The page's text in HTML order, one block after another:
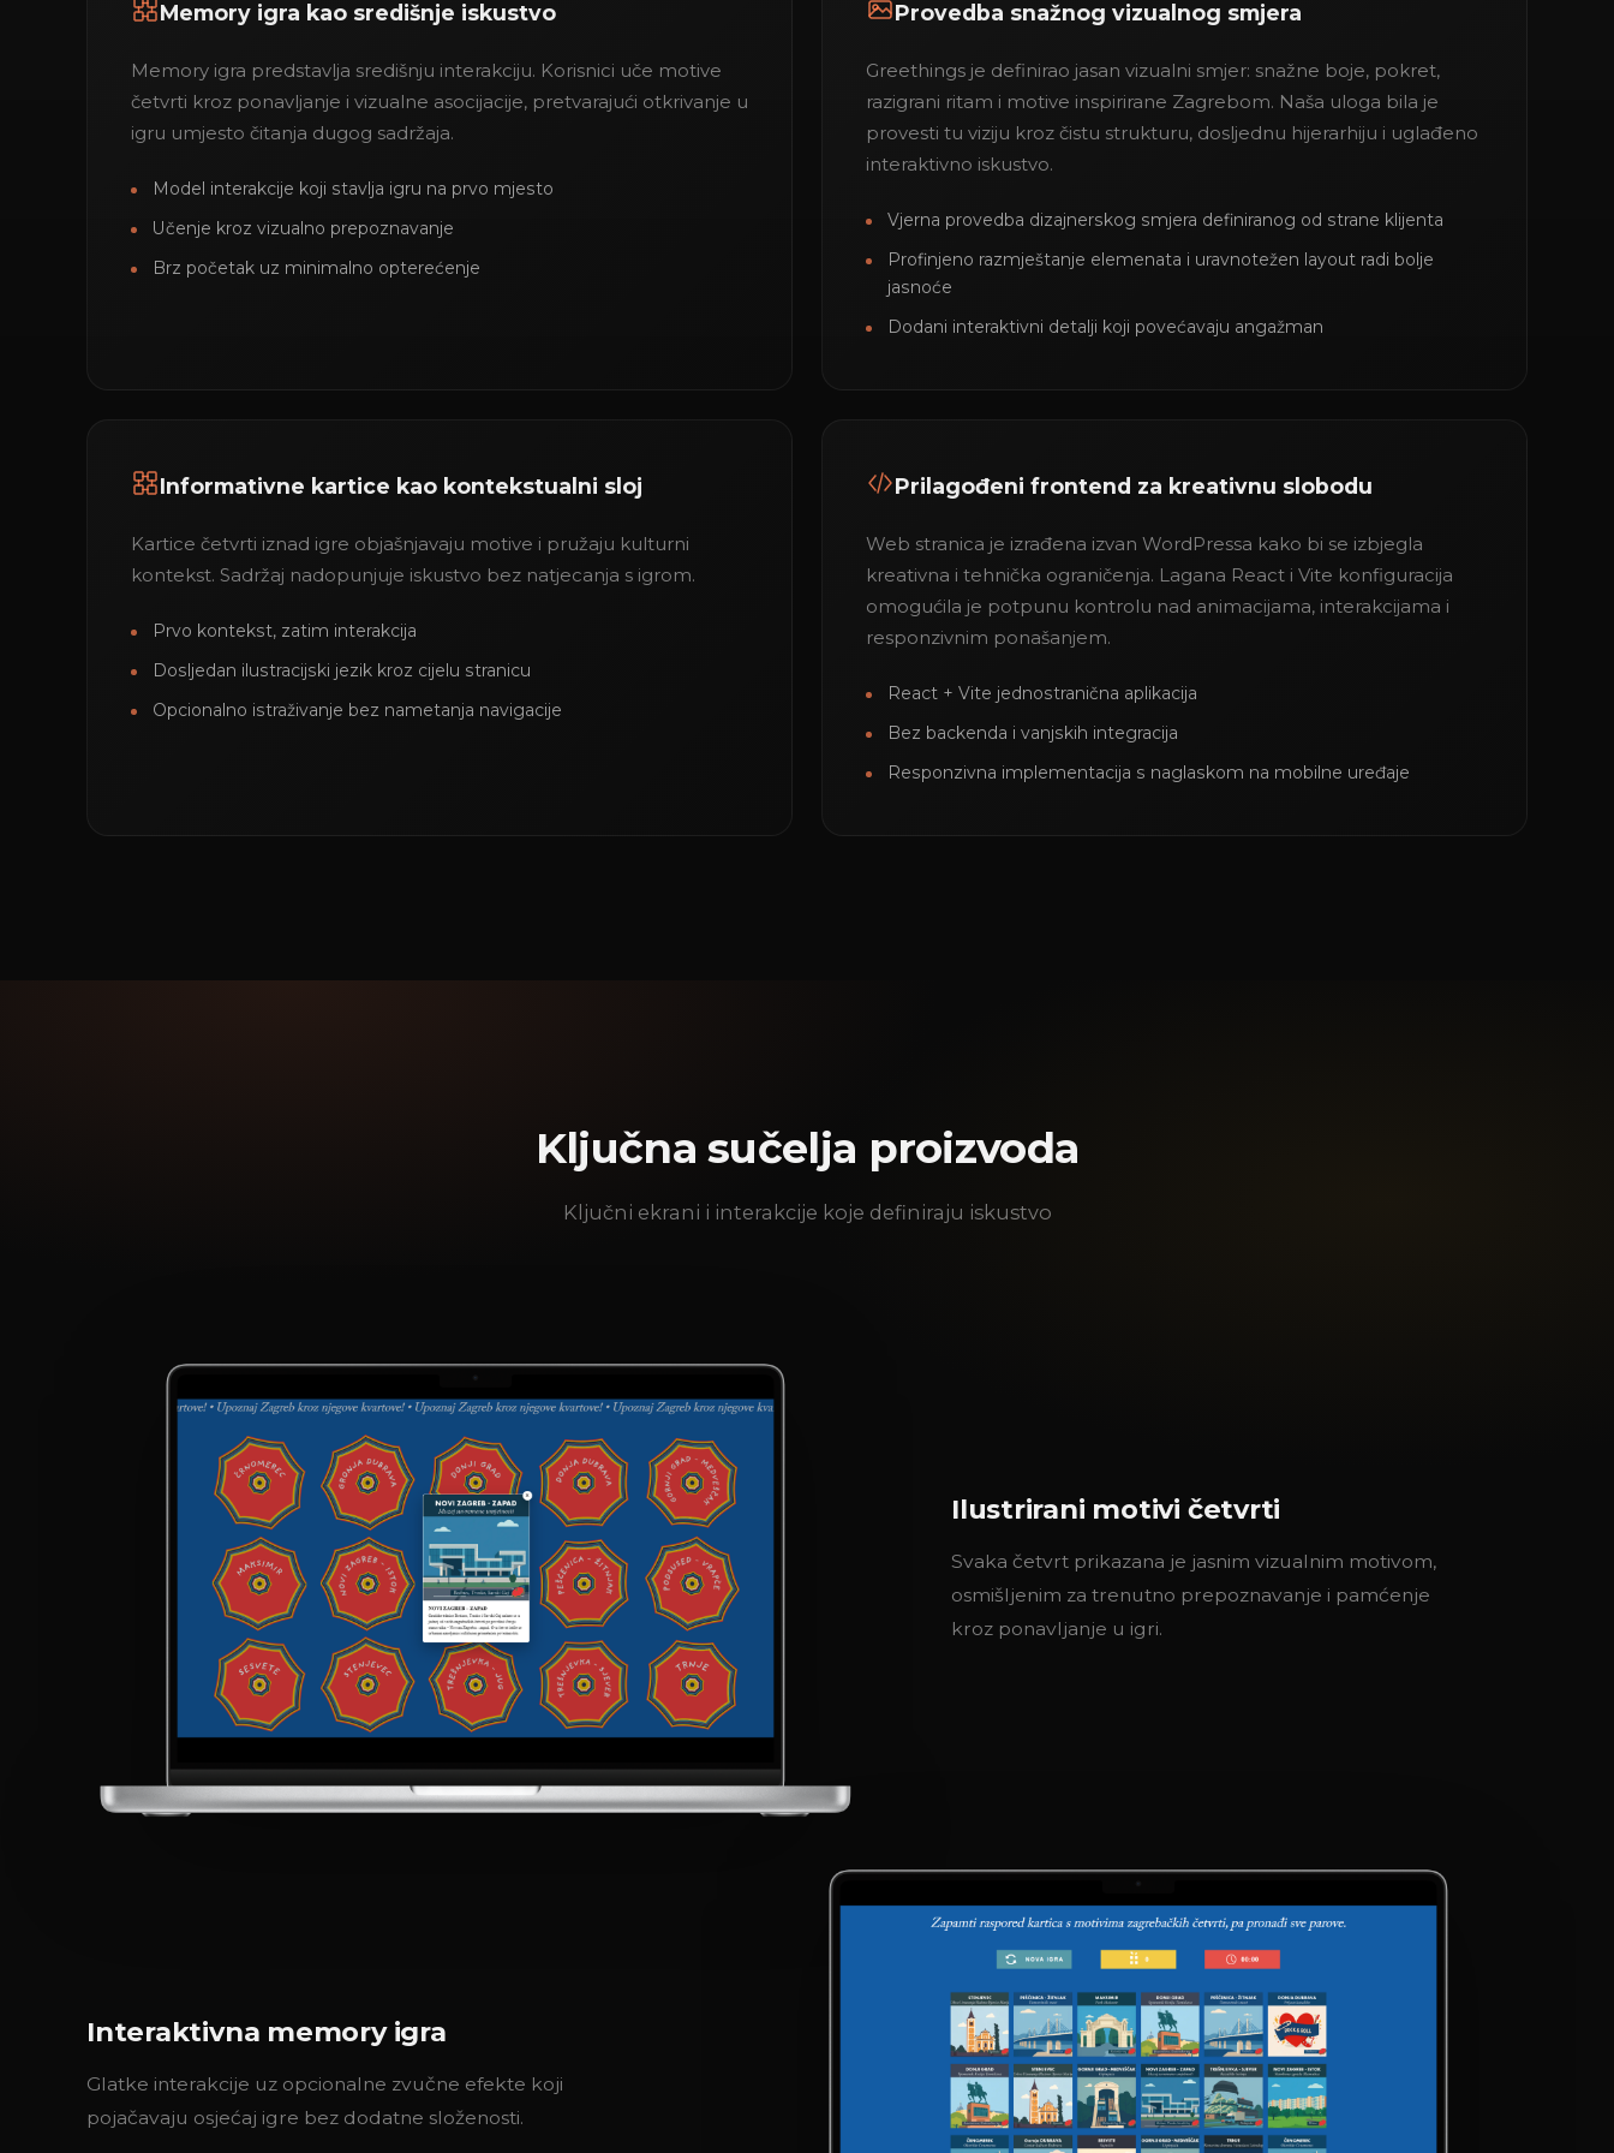
Memory igra kao središnje iskustvo
Memory igra predstavlja središnju interakciju. Korisnici uče motive
četvrti kroz ponavljanje i vizualne asocijacije, pretvarajući otkrivanje u
igru umjesto čitanja dugog sadržaja.
Model interakcije koji stavlja igru na prvo mjesto
Učenje kroz vizualno prepoznavanje
Brz početak uz minimalno opterećenje
Provedba snažnog vizualnog smjera
Greethings je definirao jasan vizualni smjer: snažne boje, pokret,
razigrani ritam i motive inspirirane Zagrebom. Naša uloga bila je
provesti tu viziju kroz čistu strukturu, dosljednu hijerarhiju i uglađeno
interaktivno iskustvo.
Vjerna provedba dizajnerskog smjera definiranog od strane klijenta
Profinjeno razmještanje elemenata i uravnotežen layout radi bolje
jasnoće
Dodani interaktivni detalji koji povećavaju angažman
Informativne kartice kao kontekstualni sloj
Kartice četvrti iznad igre objašnjavaju motive i pružaju kulturni
kontekst. Sadržaj nadopunjuje iskustvo bez natjecanja s igrom.
Prvo kontekst, zatim interakcija
Dosljedan ilustracijski jezik kroz cijelu stranicu
Opcionalno istraživanje bez nametanja navigacije
Prilagođeni frontend za kreativnu slobodu
Web stranica je izrađena izvan WordPressa kako bi se izbjegla
kreativna i tehnička ograničenja. Lagana React i Vite konfiguracija
omogućila je potpunu kontrolu nad animacijama, interakcijama i
responzivnim ponašanjem.
React + Vite jednostranična aplikacija
Bez backenda i vanjskih integracija
Responzivna implementacija s naglaskom na mobilne uređaje
Ključna sučelja proizvoda
Ključni ekrani i interakcije koje definiraju iskustvo
Ilustrirani motivi četvrti
Svaka četvrt prikazana je jasnim vizualnim motivom,
osmišljenim za trenutno prepoznavanje i pamćenje
kroz ponavljanje u igri.
Interaktivna memory igra
Glatke interakcije uz opcionalne zvučne efekte koji
pojačavaju osjećaj igre bez dodatne složenosti.